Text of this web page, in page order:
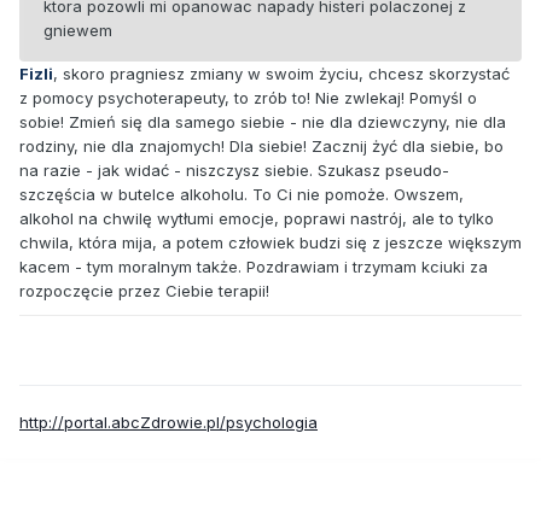
ktora pozowli mi opanowac napady histeri polaczonej z
gniewem
Fizli, skoro pragniesz zmiany w swoim życiu, chcesz skorzystać
z pomocy psychoterapeuty, to zrób to! Nie zwlekaj! Pomyśl o
sobie! Zmień się dla samego siebie - nie dla dziewczyny, nie dla
rodziny, nie dla znajomych! Dla siebie! Zacznij żyć dla siebie, bo
na razie - jak widać - niszczysz siebie. Szukasz pseudo-
szczęścia w butelce alkoholu. To Ci nie pomoże. Owszem,
alkohol na chwilę wytłumi emocje, poprawi nastrój, ale to tylko
chwila, która mija, a potem człowiek budzi się z jeszcze większym
kacem - tym moralnym także. Pozdrawiam i trzymam kciuki za
rozpoczęcie przez Ciebie terapii!
http://portal.abcZdrowie.pl/psychologia